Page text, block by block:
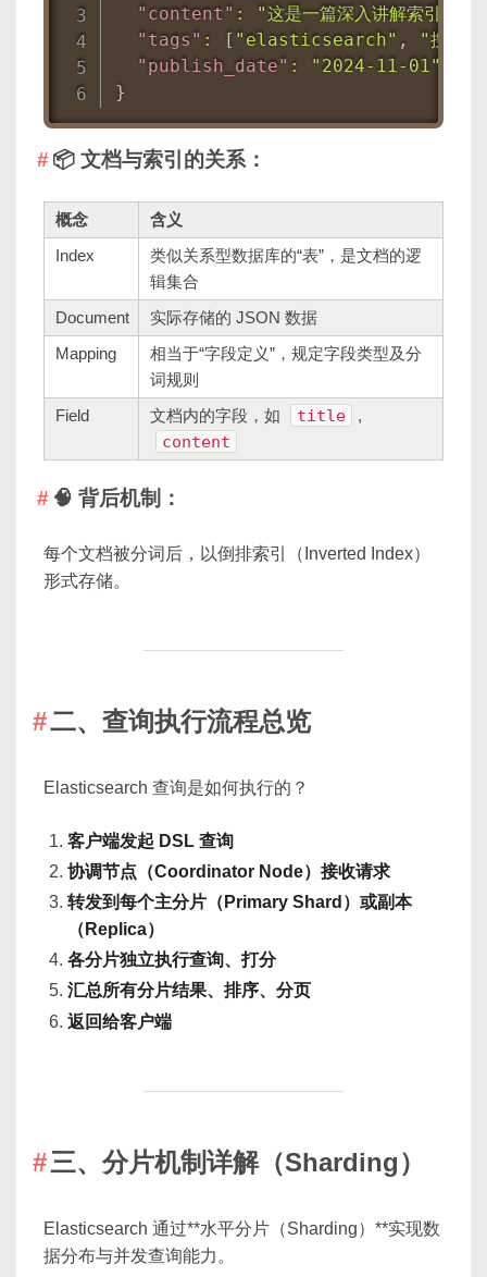
"content" :
"这是一篇深入讲解索引、查
"tags" : [ "elasticsearch" ,
"搜索
"publish_date" :
"2024-11-01"
}
📦 文档与索引的关系：
概念
含义
Index
类似关系型数据库的“表”，是文档的逻
辑集合
Document
实际存储的 JSON 数据
Mapping
相当于“字段定义”，规定字段类型及分
词规则
Field
文档内的字段，如 title
,
content
🧠 背后机制：
每个文档被分词后，以倒排索引（Inverted Index）
形式存储。
二、查询执行流程总览
Elasticsearch 查询是如何执行的？
客户端发起 DSL 查询
协调节点（Coordinator Node）接收请求
转发到每个主分片（Primary Shard）或副本
（Replica）
各分片独立执行查询、打分
汇总所有分片结果、排序、分页
返回给客户端
三、分片机制详解（Sharding）
Elasticsearch 通过**水平分片（Sharding）**实现数
据分布与并发查询能力。